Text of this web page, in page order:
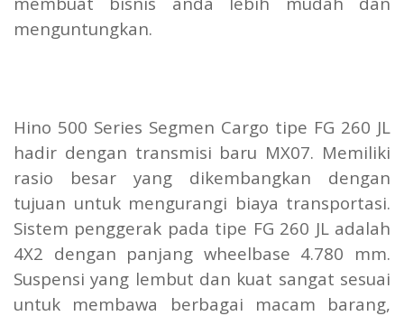
menguntungkan.
Hino 500 Series Segmen Cargo tipe FG 260 JL
hadir dengan transmisi baru MX07. Memiliki
rasio besar yang dikembangkan dengan
tujuan untuk mengurangi biaya transportasi.
Sistem penggerak pada tipe FG 260 JL adalah
4X2 dengan panjang wheelbase 4.780 mm.
Suspensi yang lembut dan kuat sangat sesuai
untuk membawa berbagai macam barang,